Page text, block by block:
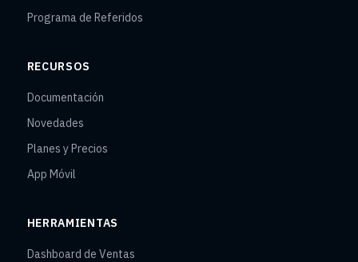
Programa de Referidos
RECURSOS
Documentación
Novedades
Planes y Precios
App Móvil
HERRAMIENTAS
Dashboard de Ventas